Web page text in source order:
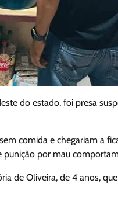
do estado, foi presa
comida e chegariam a
punição por mau
de Oliveira, de 4 anos,